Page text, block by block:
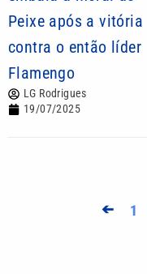
Peixe após a vitória
contra o então líder
Flamengo
LG Rodrigues
19/07/2025
➔ 1